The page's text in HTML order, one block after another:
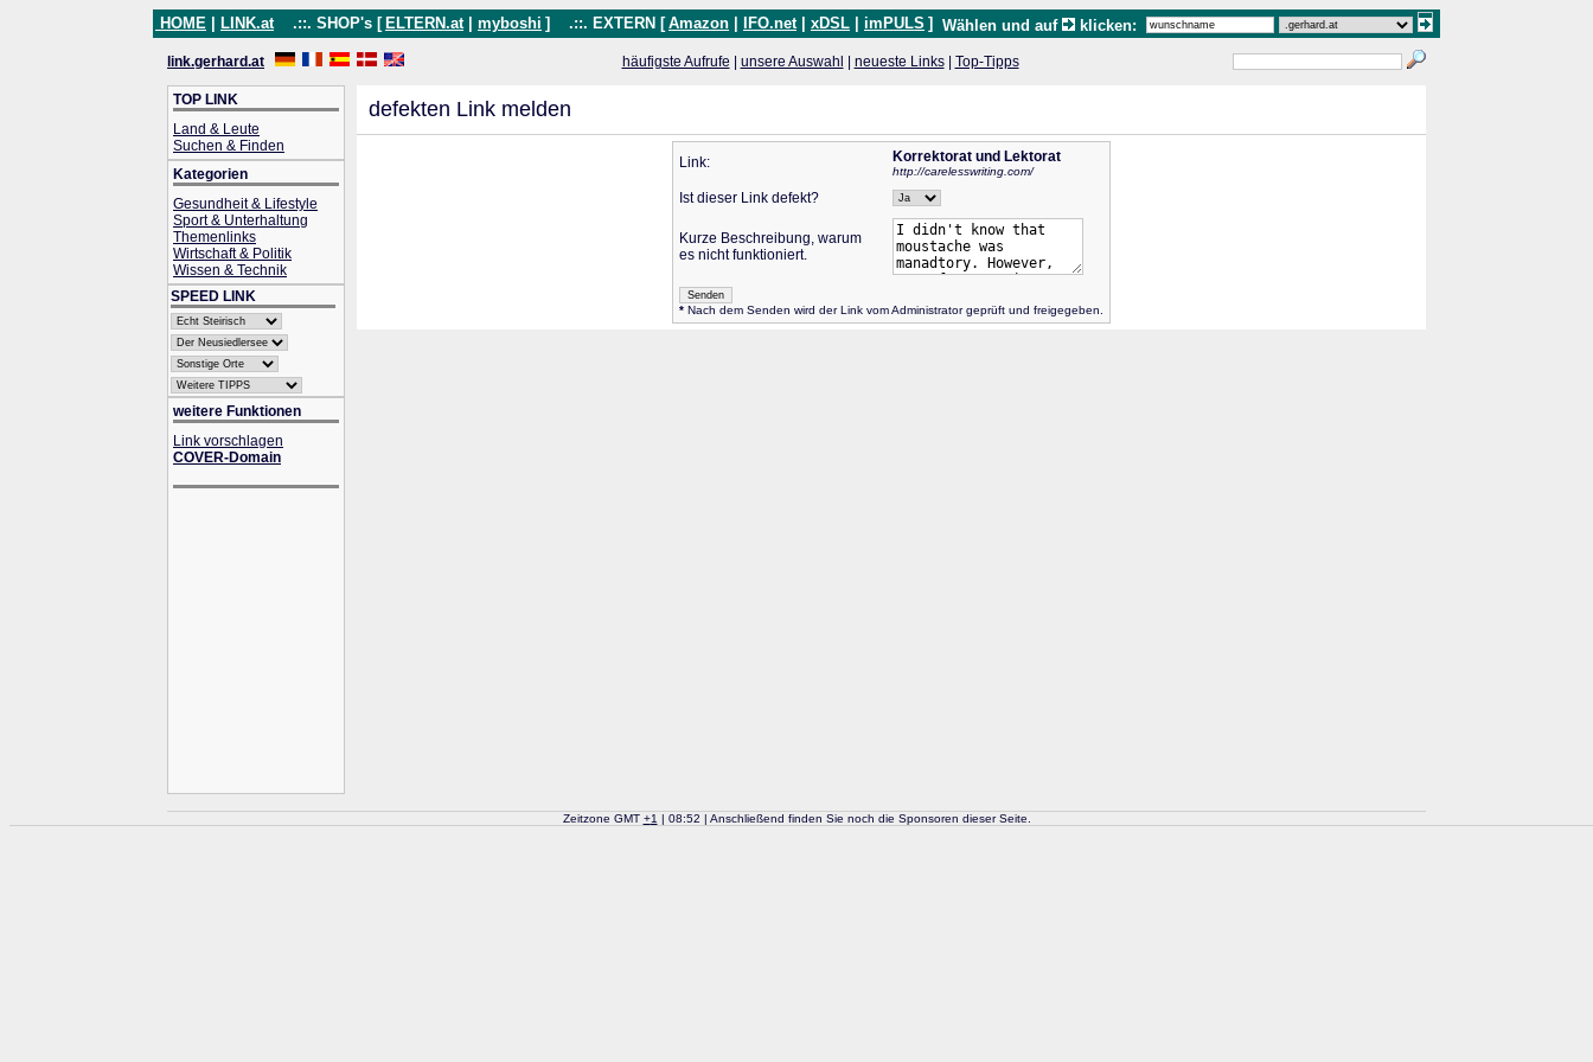
HOME LINK.at .::. SHOP's [ ELTERN.at myboshi ] .::. EXTERN [ Amazon IFO.net xDSL imPULS ] Wählen und auf klicken:
link.gerhard.at häufigste Aufrufe unsere Auswahl neueste Links| Top-Tipps
TOP LINK
Land & Leute
Suchen & Finden
Kategorien
Gesundheit & Lifestyle
Sport & Unterhaltung
Themenlinks
Wirtschaft & Politik
Wissen & Technik
SPEED LINK
weitere Funktionen
Link vorschlagen
COVER-Domain
defekten Link melden
Link: Korrektorat und Lektorat
http://carelesswriting.com/
Ist dieser Link defekt?
Kurze Beschreibung, warum
es nicht funktioniert.
* Nach dem Senden wird der Link vom Administrator geprüft und freigegeben.
Zeitzone GMT +1 | 08:52 | Anschließend finden Sie noch die Sponsoren dieser Seite.